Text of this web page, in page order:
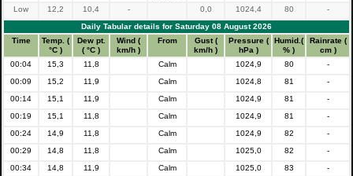
Low 12,2 10,4 - 0,0 1024,4 80
-
Daily Tabular details for Saturday 08 August 2026
Time
Temp. (
°C )
Dew pt.
( °C )
Wind (
km/h )
From
Gust (
km/h )
Pressure (
hPa )
Humid.(
% )
Rainrate (
cm )
00:04
15,3 11,8 Calm 1024,9 80
-
00:09
15,2 11,9 Calm 1024,8 81
-
00:14
15,1 11,9 Calm 1024,9 81
-
00:19
15,1 11,8 Calm 1024,9 81
-
00:24
14,9 11,8 Calm 1024,9 82
-
00:29
14,8 11,8 Calm 1025,0 82
-
00:34
14,8 11,9 Calm 1025,0 83
-